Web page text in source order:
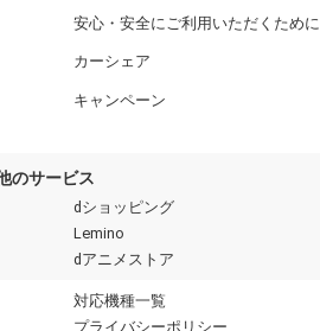
安心・安全にご利用いただくために
カーシェア
キャンペーン
のサービス
dショッピング
Lemino
dアニメストア
対応機種一覧
プライバシーポリシー